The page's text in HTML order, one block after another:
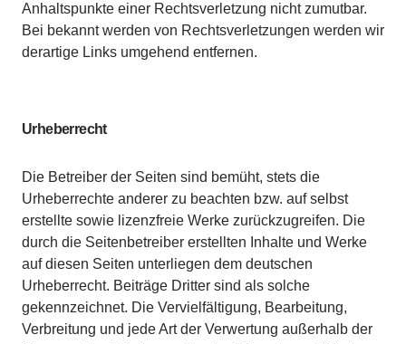
Anhaltspunkte einer Rechtsverletzung nicht zumutbar.
Bei bekannt werden von Rechtsverletzungen werden wir
derartige Links umgehend entfernen.
Urheberrecht
Die Betreiber der Seiten sind bemüht, stets die
Urheberrechte anderer zu beachten bzw. auf selbst
erstellte sowie lizenzfreie Werke zurückzugreifen. Die
durch die Seitenbetreiber erstellten Inhalte und Werke
auf diesen Seiten unterliegen dem deutschen
Urheberrecht. Beiträge Dritter sind als solche
gekennzeichnet. Die Vervielfältigung, Bearbeitung,
Verbreitung und jede Art der Verwertung außerhalb der